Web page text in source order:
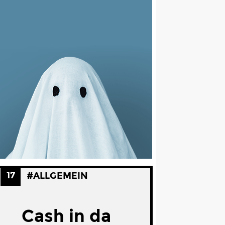
17 #ALLGEMEIN
Cash in da